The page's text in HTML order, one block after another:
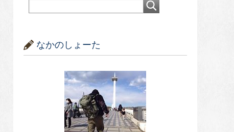
なかのしょーた